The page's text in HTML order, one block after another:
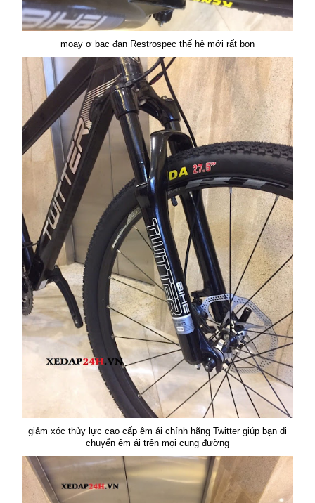
moay ơ bạc đạn Restrospec thế hệ mới rất bon
giảm xóc thủy lực cao cấp êm ái chính hãng Twitter giúp bạn di
chuyển êm ái trên mọi cung đường